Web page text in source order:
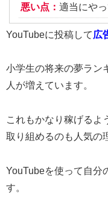
悪い点： 適当にや
YouTubeに投稿して広
小学生の将来の夢ラン
人が増えています。
これもかなり稼げるよ
取り組めるのも人気の
YouTubeを使って自分
す。